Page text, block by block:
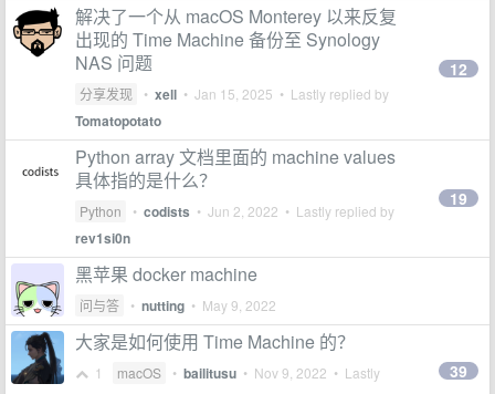
解决了一个从 macOS Monterey 以来反复
出现的 Time Machine 备份至 Synology
NAS 问题
分享发现 • xell • Jan 15, 2025 • Lastly replied by
Tomatopotato
12
Python array 文档里面的 machine values
具体指的是什么？
Python • codists • Jun 2, 2022 • Lastly replied by
rev1si0n
19
黑苹果 docker machine
问与答 • nutting • May 9, 2022
大家是如何使用 Time Machine 的？
1 macOS • bailitusu • Nov 9, 2022 • Lastly
39